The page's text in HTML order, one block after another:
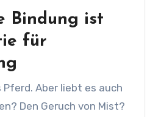
Bindung ist
für
Aber liebt es auch
Den Geruch von Mist?